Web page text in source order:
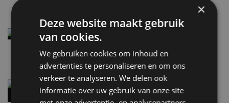
Elektrische Geely E2 (tijdelijk) net zo goedkoop
als een Renault Twingo
4 aug
Vernieuwde Hyundai Ioniq 6 rijdt tot 680
kilometer en wordt goedkoper
×
Deze website maakt gebruik
van cookies.
We gebruiken cookies om inhoud en
advertenties te personaliseren en om ons
verkeer te analyseren. We delen ook
informatie over uw gebruik van onze site